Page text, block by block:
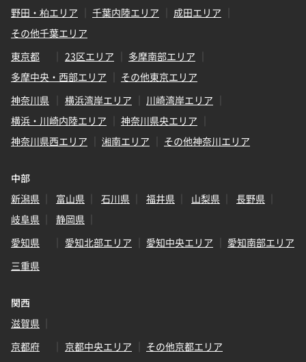
野田・柏エリア
千葉内陸エリア
成田エリア
その他千葉エリア
東京都
23区エリア
多摩南部エリア
多摩中央・西部エリア
その他東京エリア
神奈川県
横浜湾岸エリア
川崎湾岸エリア
横浜・川崎内陸エリア
神奈川県央エリア
神奈川県西エリア
湘南エリア その他神奈川エリア
中部
新潟県
富山県 石川県 福井県 山梨県
長野県
岐阜県
静岡県
愛知県
愛知北部エリア 愛知中央エリア
愛知南部エリア
三重県
関西
滋賀県
京都府
京都中央エリア
その他京都エリア